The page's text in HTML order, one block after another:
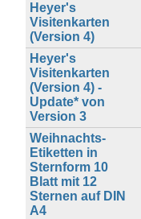
Heyer's
Visitenkarten
(Version 4)
Heyer's
Visitenkarten
(Version 4) -
Update* von
Version 3
Weihnachts-
Etiketten in
Sternform 10
Blatt mit 12
Sternen auf DIN
A4